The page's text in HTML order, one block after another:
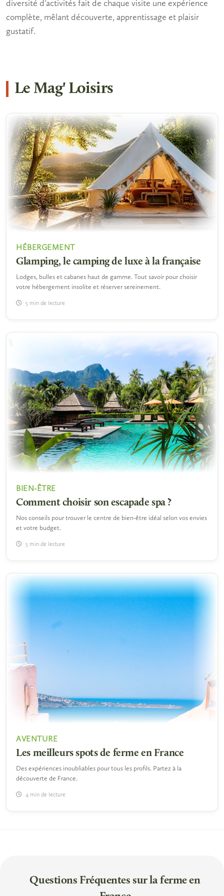
diversité d'activités fait de chaque visite une expérience
complète, mêlant découverte, apprentissage et plaisir
gustatif.
Le Mag' Loisirs
HÉBERGEMENT
Glamping, le camping de luxe à la française
Lodges, bulles et cabanes haut de gamme. Tout savoir pour choisir
votre hébergement insolite et réserver sereinement.
5 min de lecture
BIEN-ÊTRE
Comment choisir son escapade spa ?
Nos conseils pour trouver le centre de bien-être idéal selon vos envies
et votre budget.
5 min de lecture
AVENTURE
Les meilleurs spots de ferme en France
Des expériences inoubliables pour tous les profils. Partez à la
découverte de France.
4 min de lecture
Questions Fréquentes sur la ferme en